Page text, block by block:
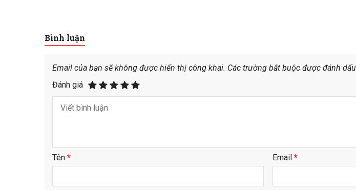
Bình luận
Email của bạn sẽ không được hiển thị công khai. Các trường bắt buộc được đánh dấu
Đánh giá
Tên * Email*